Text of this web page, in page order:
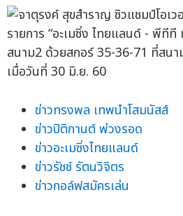
ข่าวทรงพล เทพนำโสมนัสส์
ข่าวปิติกานต์ พ่วงรอด
ข่าวอะเมซิ่งไทยแลนด์
ข่าวรัชช์ รัตนวิจิตร
ข่าวกอล์ฟสมัครเล่น